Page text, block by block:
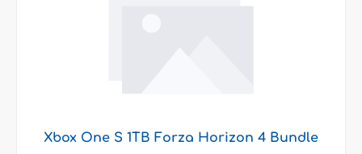
Xbox One S 1TB Forza Horizon 4 Bundle